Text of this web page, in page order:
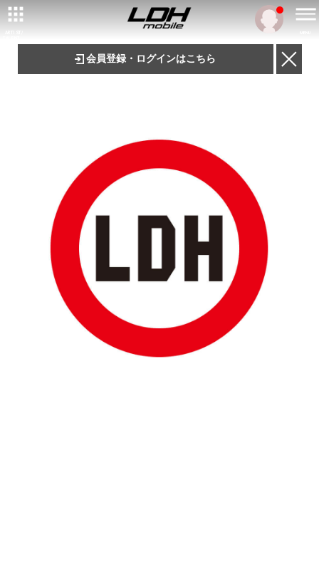
会員登録・ログインはこちら